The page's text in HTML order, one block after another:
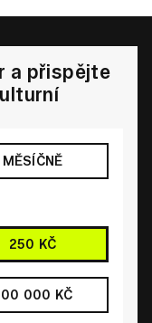
a přispějte
MĚSÍČNĚ
250 KČ
000 KČ